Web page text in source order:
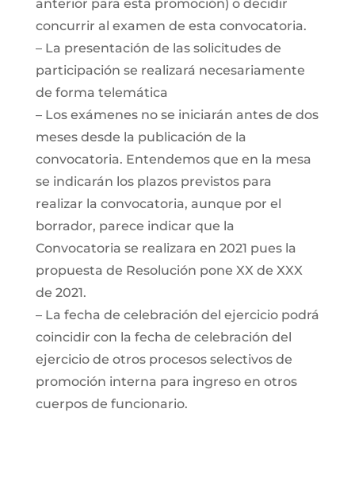
anterior para esta promoción) o decidir
concurrir al examen de esta convocatoria.
– La presentación de las solicitudes de
participación se realizará necesariamente
de forma telemática
– Los exámenes no se iniciarán antes de dos
meses desde la publicación de la
convocatoria. Entendemos que en la mesa
se indicarán los plazos previstos para
realizar la convocatoria, aunque por el
borrador, parece indicar que la
Convocatoria se realizara en 2021 pues la
propuesta de Resolución pone XX de XXX
de 2021.
– La fecha de celebración del ejercicio podrá
coincidir con la fecha de celebración del
ejercicio de otros procesos selectivos de
promoción interna para ingreso en otros
cuerpos de funcionario.